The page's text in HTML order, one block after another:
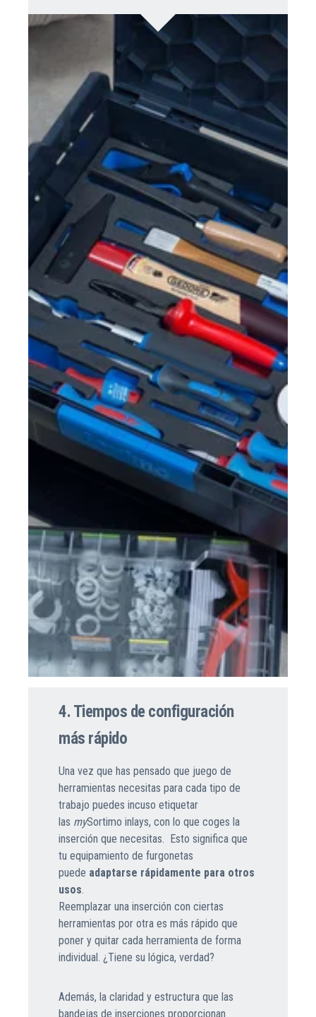
4. Tiempos de configuración
más rápido
Una vez que has pensado que juego de
herramientas necesitas para cada tipo de
trabajo puedes incuso etiquetar
las mySortimo inlays, con lo que coges la
inserción que necesitas. Esto significa que
tu equipamiento de furgonetas
puede adaptarse rápidamente para otros
usos.
Reemplazar una inserción con ciertas
herramientas por otra es más rápido que
poner y quitar cada herramienta de forma
individual. ¿Tiene su lógica, verdad?
Además, la claridad y estructura que las
bandejas de inserciones proporcionan